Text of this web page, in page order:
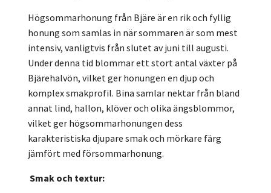
Högsommarhonung från Bjäre är en rik och fyllig
honung som samlas in när sommaren är som mest
intensiv, vanligtvis från slutet av juni till augusti.
Under denna tid blommar ett stort antal växter på
Bjärehalvön, vilket ger honungen en djup och
komplex smakprofil. Bina samlar nektar från bland
annat lind, hallon, klöver och olika ängsblommor,
vilket ger högsommarhonungen dess
karakteristiska djupare smak och mörkare färg
jämfört med försommarhonung.
Smak och textur: